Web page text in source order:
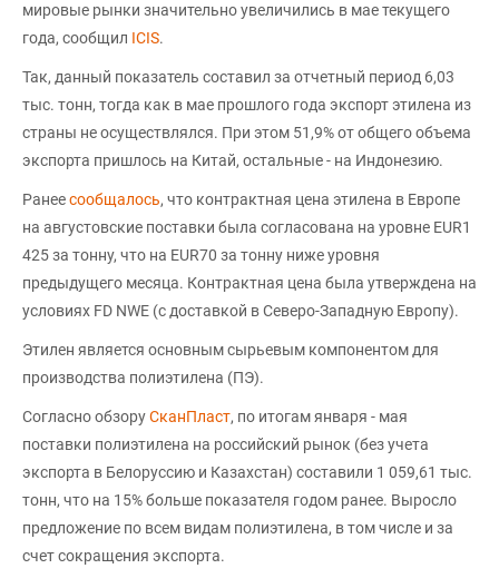
мировые рынки значительно увеличились в мае текущего
года, сообщил ICIS.
Так, данный показатель составил за отчетный период 6,03
тыс. тонн, тогда как в мае прошлого года экспорт этилена из
страны не осуществлялся. При этом 51,9% от общего объема
экспорта пришлось на Китай, остальные - на Индонезию.
Ранеесообщалось, что контрактная цена этилена в Европе
на августовские поставки была согласована на уровне EUR1
425 за тонну, что на EUR70 за тонну ниже уровня
предыдущего месяца. Контрактная цена была утверждена на
условиях FD NWE (с доставкой в Северо-Западную Европу).
Этилен является основным сырьевым компонентом для
производства полиэтилена (ПЭ).
Согласно обзоруСканПласт, по итогам января - мая
поставки полиэтилена на российский рынок (без учета
экспорта в Белоруссию и Казахстан) составили 1 059,61 тыс.
тонн, что на 15% больше показателя годом ранее. Выросло
предложение по всем видам полиэтилена, в том числе и за
счет сокращения экспорта.